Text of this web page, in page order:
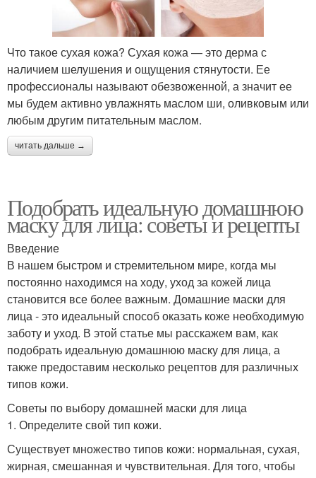
Что такое сухая кожа? Сухая кожа — это дерма с
наличием шелушения и ощущения стянутости. Ее
профессионалы называют обезвоженной, а значит ее
мы будем активно увлажнять маслом ши, оливковым или
любым другим питательным маслом.
читать дальше →
Подобрать идеальную домашнюю
маску для лица: советы и рецепты
Введение
В нашем быстром и стремительном мире, когда мы
постоянно находимся на ходу, уход за кожей лица
становится все более важным. Домашние маски для
лица - это идеальный способ оказать коже необходимую
заботу и уход. В этой статье мы расскажем вам, как
подобрать идеальную домашнюю маску для лица, а
также предоставим несколько рецептов для различных
типов кожи.
Советы по выбору домашней маски для лица
1. Определите свой тип кожи.
Существует множество типов кожи: нормальная, сухая,
жирная, смешанная и чувствительная. Для того, чтобы